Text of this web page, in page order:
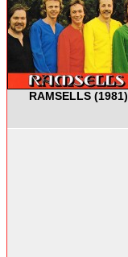
RAMSELLS (1981)